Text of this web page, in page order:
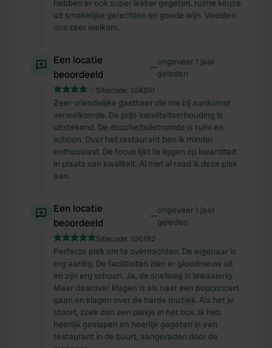
hebben er ook super lekker gegeten. ruime keuze
uit smakelijke gerechten en goede wijn. Voelden
ons zeer welkom.
Een locatie
beoordeeld
—ongeveer 1 jaar
geleden
Sitecode: 104310
Zeer vriendelijke gastheer die me bij aankomst
verwelkomde. De prijs-kwaliteitverhouding is
uitstekend. De douche/toiletruimte is ruim en
schoon. Over het restaurant ben ik minder
enthousiast. De focus lijkt te liggen op kwantiteit
in plaats van kwaliteit. Al met al raad ik deze plek
aan.
Een locatie
beoordeeld
—ongeveer 1 jaar
geleden
Sitecode: 106192
Perfecte plek om te overnachten. De eigenaar is
erg aardig. De faciliteiten zien er gloednieuw uit
en zijn erg schoon. Ja, de snelweg is lawaaierig.
Maar daarover klagen is als naar een popconcert
gaan en klagen over de harde muziek. Als het je
stoort, zoek dan een plekje in het bos. Ik heb
heerlijk geslapen en heerlijk gegeten in een
restaurant in de buurt, aangeraden door de